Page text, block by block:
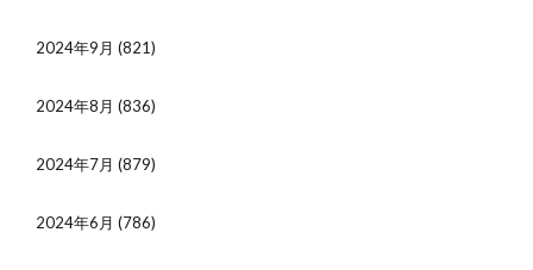
2024年9月 (821)
2024年8月 (836)
2024年7月 (879)
2024年6月 (786)